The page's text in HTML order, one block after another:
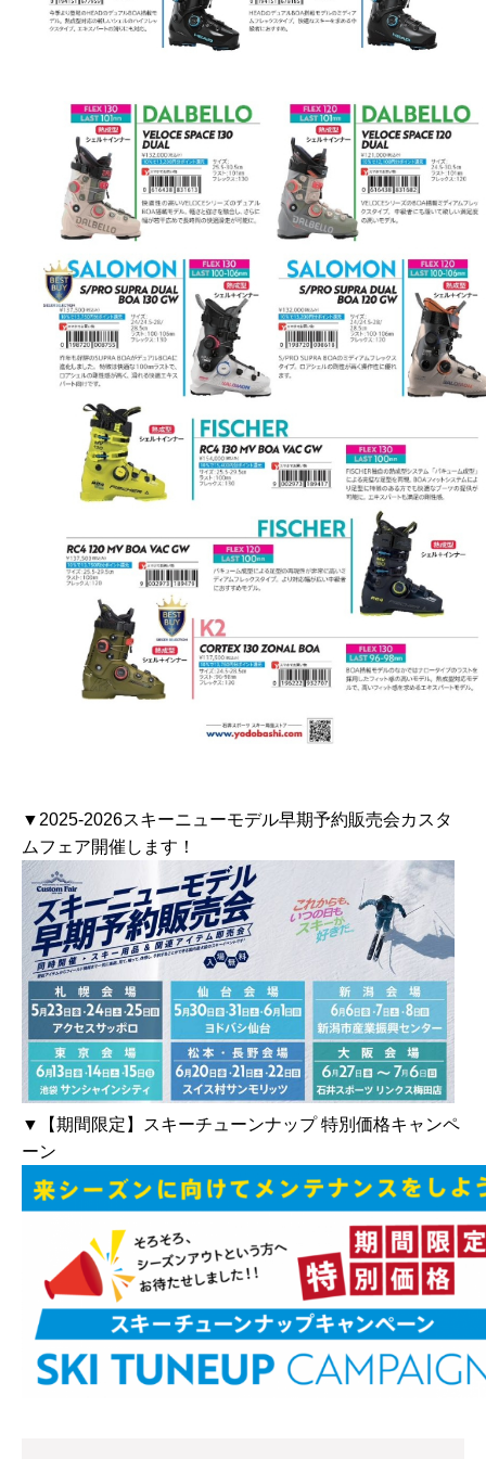
▼2025-2026スキーニューモデル早期予約販売会カスタ
ムフェア開催します！
▼【期間限定】スキーチューンナップ 特別価格キャンペ
ーン